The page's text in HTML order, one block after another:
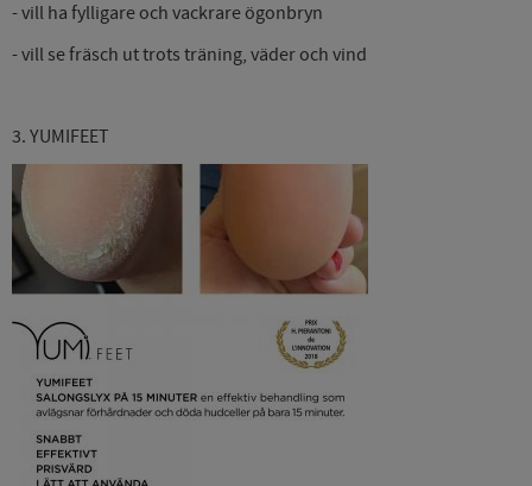
- vill ha fylligare och vackrare ögonbryn
- vill se fräsch ut trots träning, väder och vind
3. YUMIFEET